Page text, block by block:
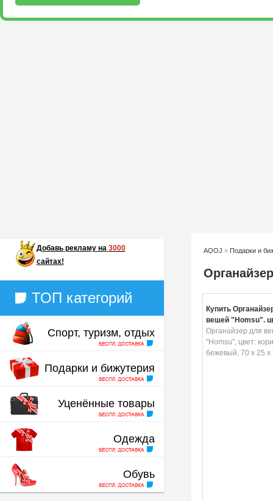
Добавь рекламу на 3000
сайтах!
ТОП категорий
Спорт, туризм, отдых
Подарки и бижутерия
Уценённые товары
Одежда
Обувь
AQOJ » Подарки и
Купить
вещей "Homsu",
коричневый,
25 х 2 см
Органайзер для
"Homsu", цвет:
бежевый, 70 х 25 х